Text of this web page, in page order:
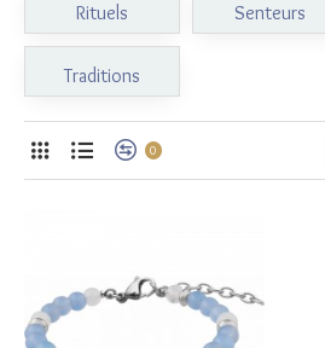
Rituels Senteurs
Traditions
0